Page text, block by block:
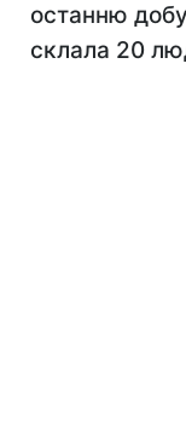
останню добу
склала 20